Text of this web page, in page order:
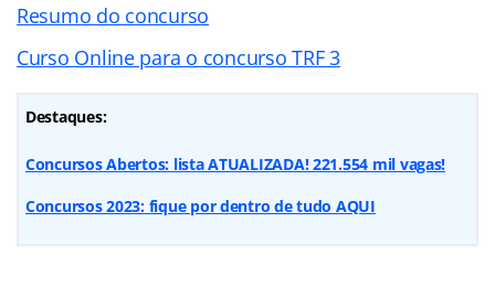
Resumo do concurso
Curso Online para o concurso TRF 3
Destaques:
Concursos Abertos: lista ATUALIZADA! 221.554 mil vagas!
Concursos 2023: fique por dentro de tudo AQUI